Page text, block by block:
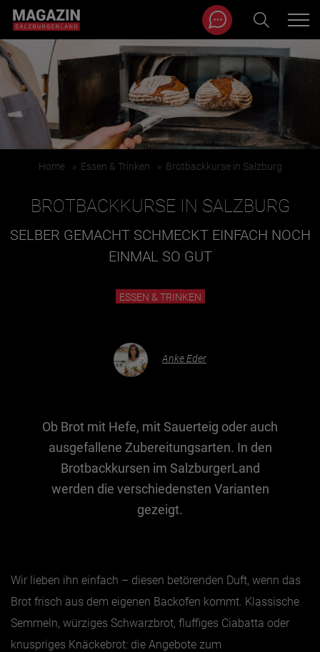
Zum Inhalt springen
BEITRÄGE IN MEINER NÄHE
Nachhaltigkeit
Sehenswürdig
Archiv
BEITRÄGE NACH MONAT
Magazin durchsuchen...
Home » Essen & Trinken » Brotbackkurse in Salzburg
BROTBACKKURSE IN SALZBURG
SELBER GEMACHT SCHMECKT EINFACH NOCH
EINMAL SO GUT
ESSEN & TRINKEN
Anke Eder
Ob Brot mit Hefe, mit Sauerteig oder auch
ausgefallene Zubereitungsarten. In den
Brotbackkursen im SalzburgerLand
werden die verschiedensten Varianten
gezeigt.
Wir lieben ihn einfach – diesen betörenden Duft, wenn das
Brot frisch aus dem eigenen Backofen kommt. Klassische
Semmeln, würziges Schwarzbrot, fluffiges Ciabatta oder
knuspriges Knäckebrot: die Angebote zum